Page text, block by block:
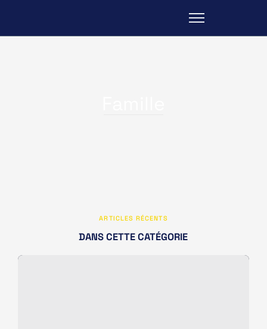
ARTICLES RÉCENTS
DANS CETTE CATÉGORIE